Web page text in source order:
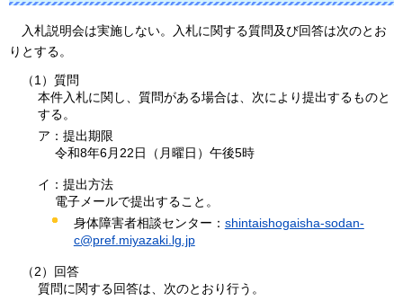
入札説明会は実施しない。入札に関する質問及び回答は次のとお
りとする。
（1）質問
本件入札に関し、質問がある場合は、次により提出するものと
する。
ア：提出期限
令和8年6月22日（月曜日）午後5時
イ：提出方法
電子メールで提出すること。
身体障害者相談センター： shintaishogaisha-sodan-
c@pref.miyazaki.lg.jp
（2）回答
質問に関する回答は、次のとおり行う。